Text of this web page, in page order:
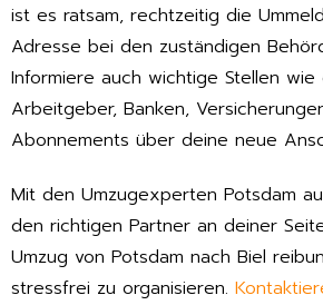
ist es ratsam, rechtzeitig die
Adresse bei den zuständigen
Informiere auch wichtige Stellen wie
Arbeitgeber, Banken,
Abonnements über deine neue
Mit den Umzugexperten Potsdam
den richtigen Partner an deiner
Umzug von Potsdam nach Biel
stressfrei zu organisieren.